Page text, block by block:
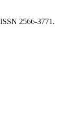
2566-3771.